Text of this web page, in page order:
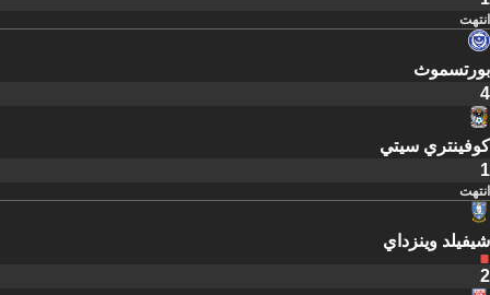
انتهت
بورتسموث
4
كوفينتري سيتي
1
انتهت
شيفيلد وينزداي
2